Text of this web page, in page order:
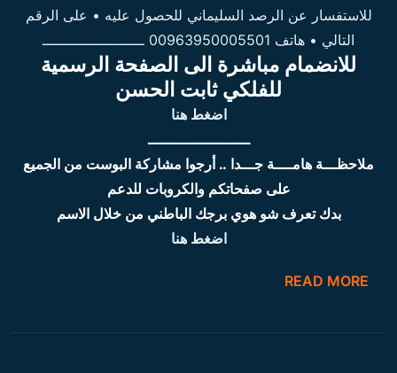
للاستفسار عن الرصد السليماني للحصول عليه • على الرقم
التالي • هاتف 00963950005501 ـــــــــــــــــــــــ
للانضمام مباشرة الى الصفحة الرسمية
للفلكي ثابت الحسن
اضغط هنا
ـــــــــــــــــــــــ
ملاحظـــة هامــــة جـــدا .. أرجوا مشاركة البوست من الجميع
على صفحاتكم والكروبات للدعم
بدك تعرف شو هوي برجك الباطني من خلال الاسم
اضغط هنا
READ MORE